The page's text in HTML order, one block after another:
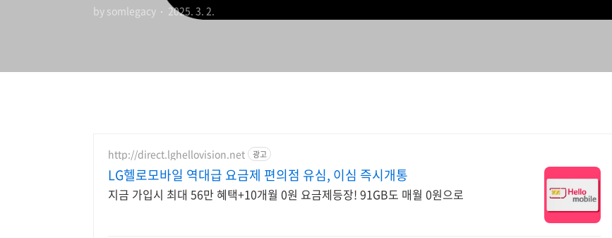
by somlegacy 2025. 3. 2.
http://direct.lghellovision.net 광고
LG헬로모바일 역대급 요금제 편의점 유심, 이심 즉시개통
지금 가입시 최대 56만 혜택+10개월 0원 요금제등장! 91GB도 매월 0원으로